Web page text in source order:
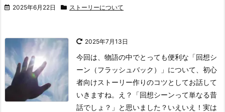
2025年6月22日 ストーリーについて
2025年7月13日
今回は、物語の中でとっても便利な「回想シ
ーン（フラッシュバック）」について、初心
者向けストーリー作りのコツとしてお話して
いきますね。
え？「回想シーンって単なる昔
話でしょ？」と思いました？ いえいえ！実は